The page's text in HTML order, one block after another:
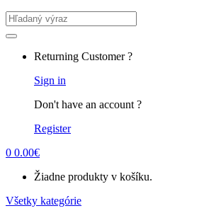
Search
for:
Returning Customer ?
Sign in
Don't have an account ?
Register
0 0.00€
Žiadne produkty v košíku.
Všetky kategórie